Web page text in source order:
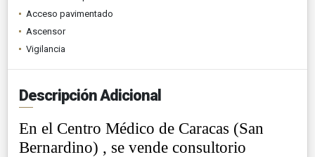
Acceso pavimentado
Ascensor
Vigilancia
Descripción Adicional
En el Centro Médico de Caracas (San
Bernardino) , se vende consultorio